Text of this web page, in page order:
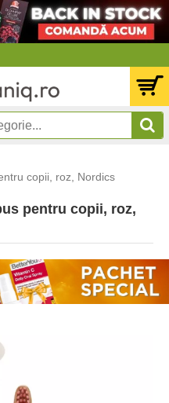
copii, roz, Nordics
pentru copii, roz,